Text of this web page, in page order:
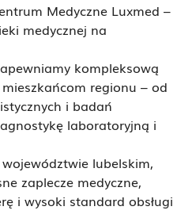
Medyczne Luxmed –
medycznej na
kompleksową
regionu – od
i badań
laboratoryjną i
województwie lubelskim,
zaplecze medyczne,
i wysoki standard obsługi